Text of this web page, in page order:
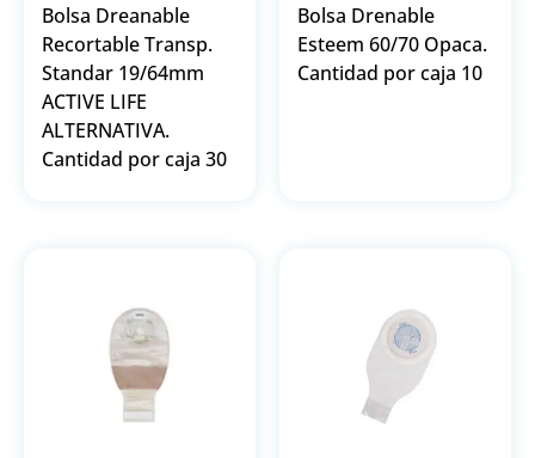
Bolsa Dreanable
Recortable Transp.
Standar 19/64mm
ACTIVE LIFE
ALTERNATIVA.
Cantidad por caja 30
Bolsa Drenable
Esteem 60/70 Opaca.
Cantidad por caja 10